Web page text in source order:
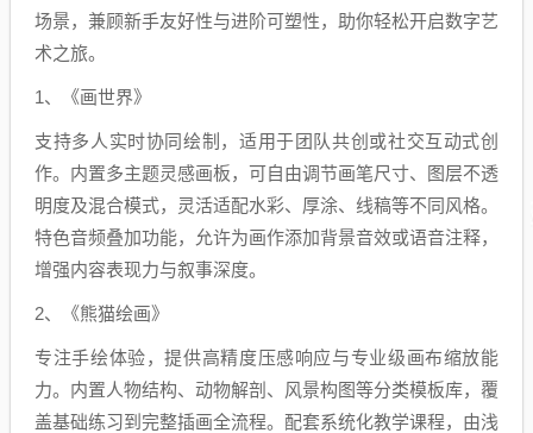
场景，兼顾新手友好性与进阶可塑性，助你轻松开启数字艺
术之旅。
1、《画世界》
支持多人实时协同绘制，适用于团队共创或社交互动式创
作。内置多主题灵感画板，可自由调节画笔尺寸、图层不透
明度及混合模式，灵活适配水彩、厚涂、线稿等不同风格。
特色音频叠加功能，允许为画作添加背景音效或语音注释，
增强内容表现力与叙事深度。
2、《熊猫绘画》
专注手绘体验，提供高精度压感响应与专业级画布缩放能
力。内置人物结构、动物解剖、风景构图等分类模板库，覆
盖基础练习到完整插画全流程。配套系统化教学课程，由浅